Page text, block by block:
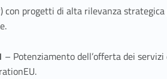
con progetti di alta rilevanza
– Potenziamento dell’offerta dei